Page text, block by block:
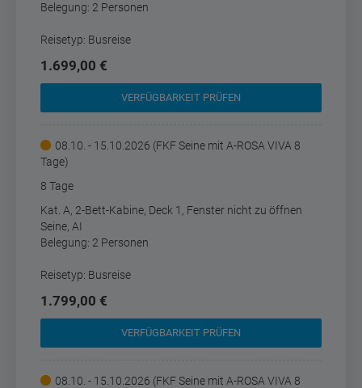
Belegung: 2 Personen
Reisetyp: Busreise
1.699,00 €
VERFÜGBARKEIT PRÜFEN
08.10. - 15.10.2026 (FKF Seine mit A-ROSA VIVA 8
Tage)
8 Tage
Kat. A, 2-Bett-Kabine, Deck 1, Fenster nicht zu öffnen
Seine, AI
Belegung: 2 Personen
Reisetyp: Busreise
1.799,00 €
VERFÜGBARKEIT PRÜFEN
08.10. - 15.10.2026 (FKF Seine mit A-ROSA VIVA 8